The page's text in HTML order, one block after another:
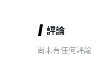
評論
尚未有任何評論